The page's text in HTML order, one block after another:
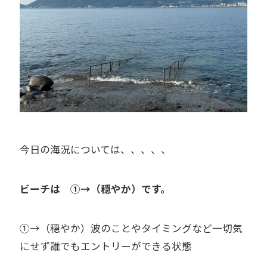
今日の海況については、、、、、
ビーチは ①→（穏やか）です。
①→（穏やか）波のことやタイミングなど一切気
にせず誰でもエントリーができる状態